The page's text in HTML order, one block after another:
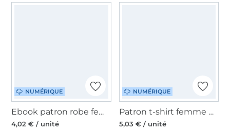
NUMÉRIQUE
Ebook patron robe femme Maura Sew Simple, en allemand
4,02 € / unité
NUMÉRIQUE
Patron t-shirt femme pdf Sissy Sew Simple, en allemand
5,03 € / unité